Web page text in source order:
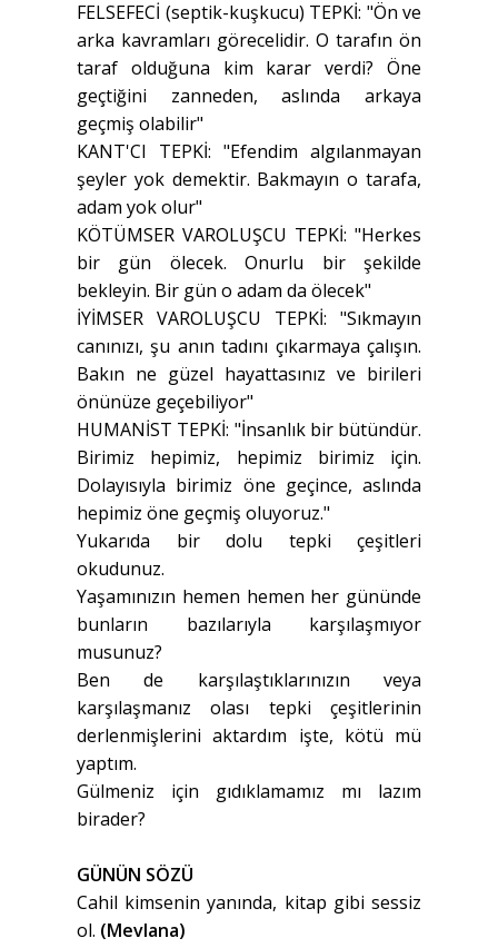
FELSEFECİ (septik-kuşkucu) TEPKİ: "Ön ve
arka kavramları görecelidir. O tarafın ön
taraf olduğuna kim karar verdi? Öne
geçtiğini zanneden, aslında arkaya
geçmiş olabilir"
KANT'CI TEPKİ: "Efendim algılanmayan
şeyler yok demektir. Bakmayın o tarafa,
adam yok olur"
KÖTÜMSER VAROLUŞCU TEPKİ: "Herkes
bir gün ölecek. Onurlu bir şekilde
bekleyin. Bir gün o adam da ölecek"
İYİMSER VAROLUŞCU TEPKİ: "Sıkmayın
canınızı, şu anın tadını çıkarmaya çalışın.
Bakın ne güzel hayattasınız ve birileri
önünüze geçebiliyor"
HUMANİST TEPKİ: "İnsanlık bir bütündür.
Birimiz hepimiz, hepimiz birimiz için.
Dolayısıyla birimiz öne geçince, aslında
hepimiz öne geçmiş oluyoruz."
Yukarıda bir dolu tepki çeşitleri
okudunuz.
Yaşamınızın hemen hemen her gününde
bunların bazılarıyla karşılaşmıyor
musunuz?
Ben de karşılaştıklarınızın veya
karşılaşmanız olası tepki çeşitlerinin
derlenmişlerini aktardım işte, kötü mü
yaptım.
Gülmeniz için gıdıklamamız mı lazım
birader?
GÜNÜN SÖZÜ
Cahil kimsenin yanında, kitap gibi sessiz
ol. (Mevlana)